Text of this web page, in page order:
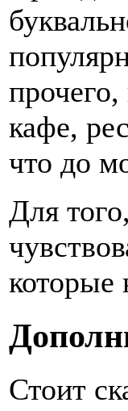
кафе,
что до
Для
которые
Стоит